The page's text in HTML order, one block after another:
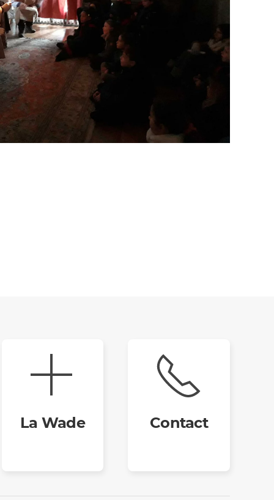
Cliquez pour agrandir
La Wade Contact